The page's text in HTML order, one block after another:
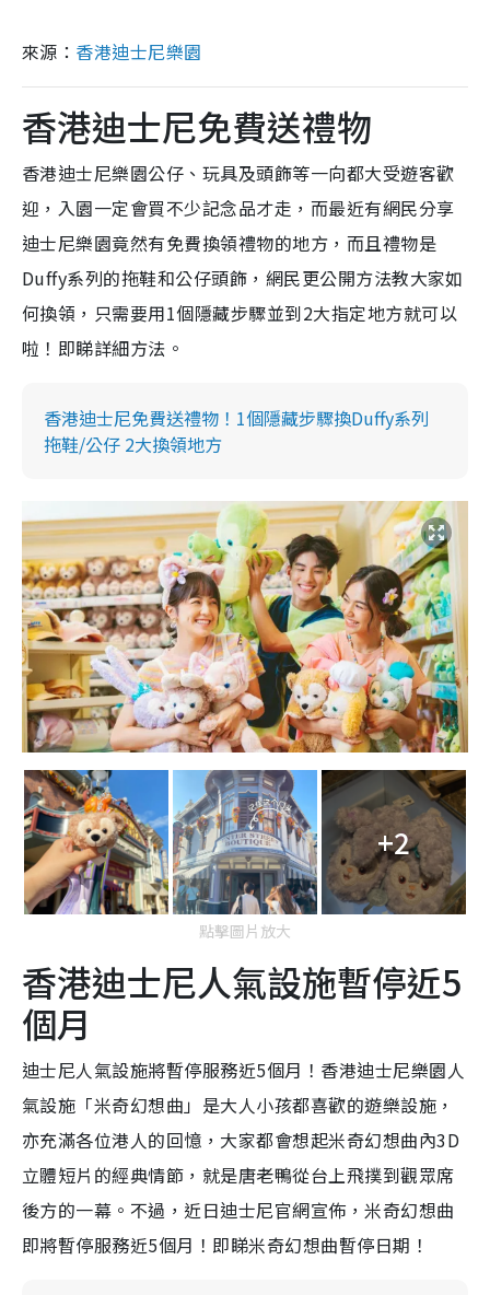
來源： 香港迪士尼樂園
香港迪士尼免費送禮物
香港迪士尼樂園公仔、玩具及頭飾等一向都大受遊客歡
迎，入園一定會買不少記念品才走，而最近有網民分享
迪士尼樂園竟然有免費換領禮物的地方，而且禮物是
Duffy系列的拖鞋和公仔頭飾，網民更公開方法教大家如
何換領，只需要用1個隱藏步驟並到2大指定地方就可以
啦！即睇詳細方法。
香港迪士尼免費送禮物！1個隱藏步驟換Duffy系列
拖鞋/公仔 2大換領地方
+2
點擊圖片放大
香港迪士尼人氣設施暫停近5
個月
迪士尼人氣設施將暫停服務近5個月！香港迪士尼樂園人
氣設施「米奇幻想曲」是大人小孩都喜歡的遊樂設施，
亦充滿各位港人的回憶，大家都會想起米奇幻想曲內3D
立體短片的經典情節，就是唐老鴨從台上飛撲到觀眾席
後方的一幕。不過，近日迪士尼官網宣佈，米奇幻想曲
即將暫停服務近5個月！即睇米奇幻想曲暫停日期！